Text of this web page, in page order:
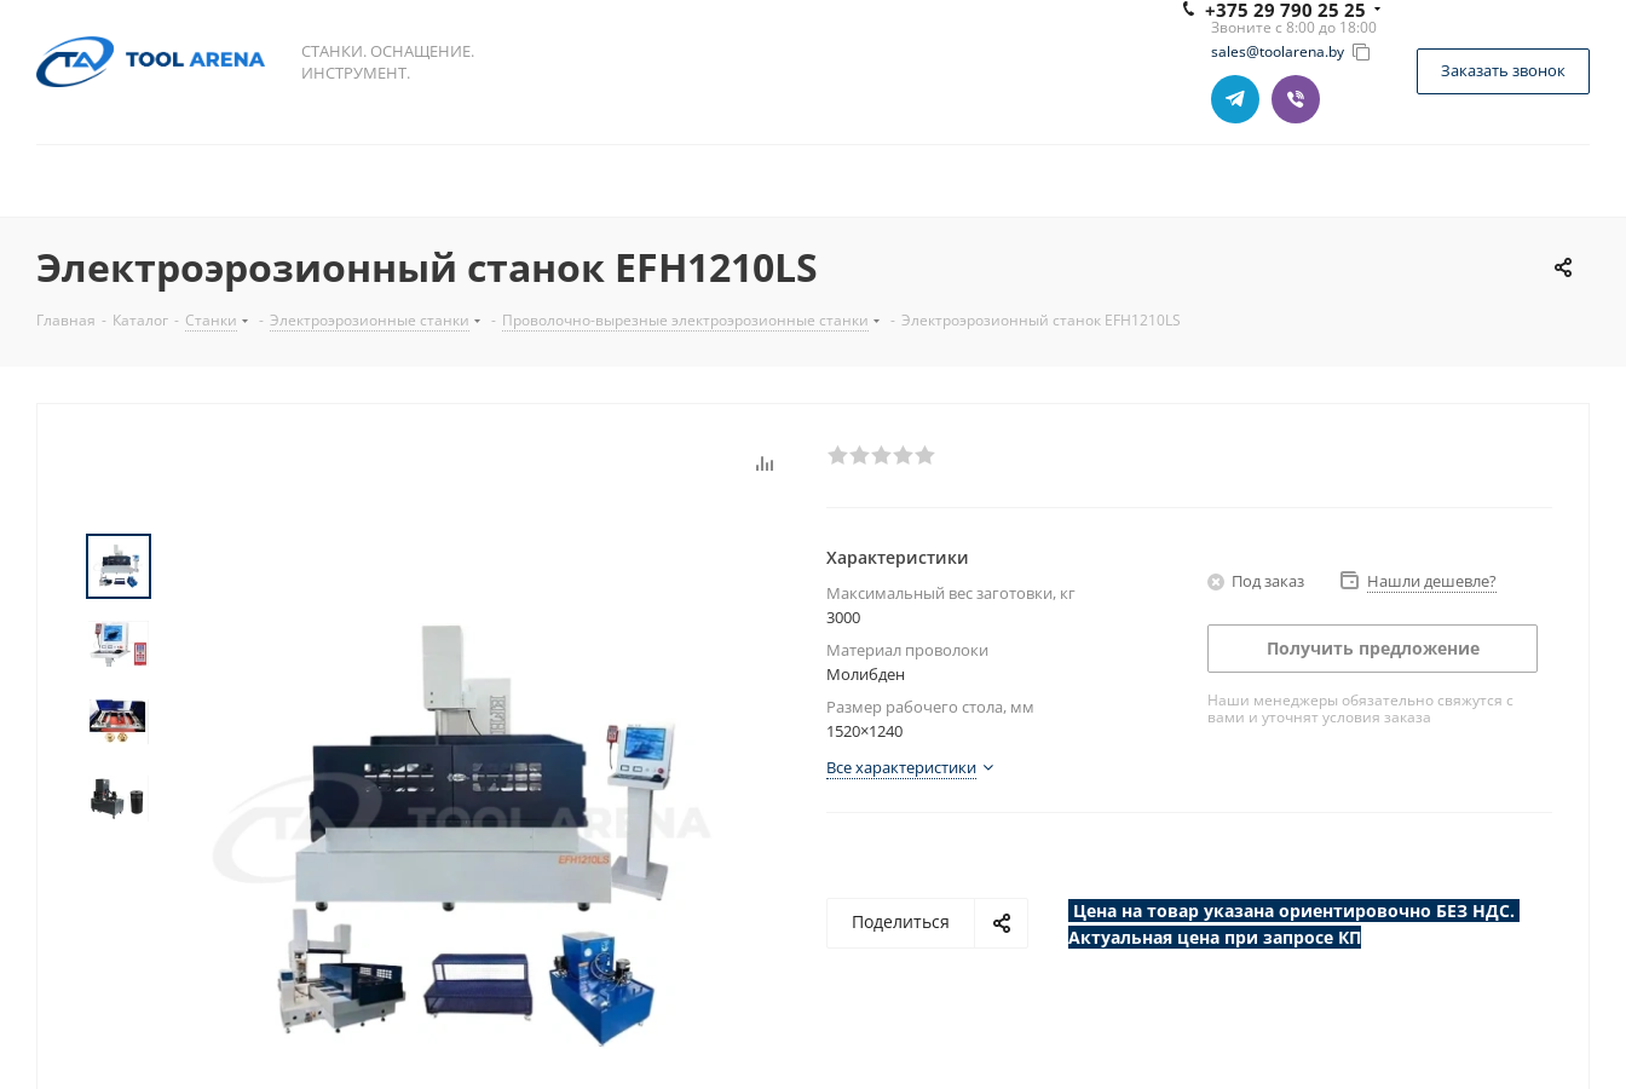
СТАНКИ. ОСНАЩЕНИЕ.
ИНСТРУМЕНТ.
+375 29 790 25 25
Звоните с 8:00 до 18:00
sales@toolarena.by
Заказать звонок
Электроэрозионный станок EFH1210LS
Главная - Каталог - Станки - Электроэрозионные станки - Проволочно-вырезные электроэрозионные станки - Электроэрозионный станок EFH1210LS
Характеристики
Максимальный вес заготовки, кг
3000
Материал проволоки
Молибден
Размер рабочего стола, мм
1520×1240
Все характеристики
Под заказ Нашли дешевле?
Получить предложение
Наши менеджеры обязательно свяжутся с
вами и уточнят условия заказа
Поделиться
Цена на товар указана ориентировочно БЕЗ НДС.
Актуальная цена при запросе КП